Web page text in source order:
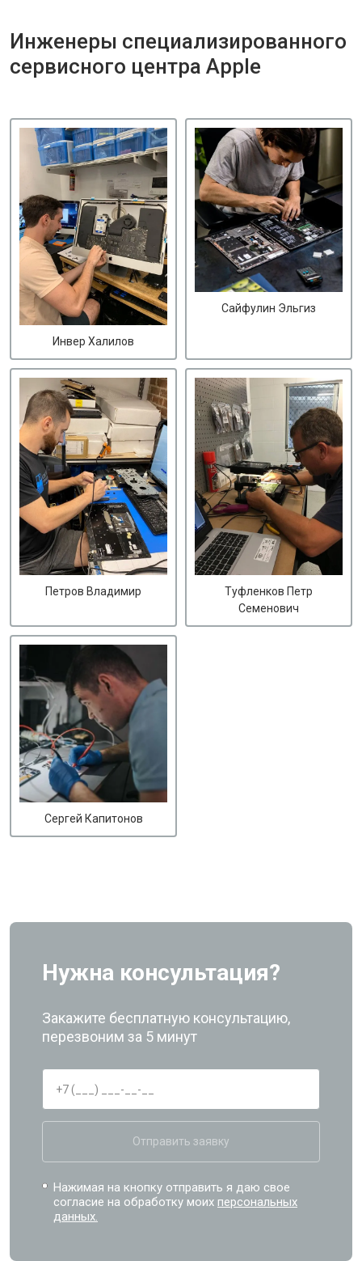
Инженеры специализированного
сервисного центра Apple
Инвер Халилов
Сайфулин Эльгиз
Петров Владимир
Туфленков Петр
Семенович
Сергей Капитонов
Нужна консультация?
Закажите бесплатную консультацию,
перезвоним за 5 минут
Отправить заявку
Нажимая на кнопку отправить я даю свое
согласие на обработку моихперсональных
данных.